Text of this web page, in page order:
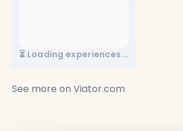
⏳ Loading experiences...
See more on Viator.com